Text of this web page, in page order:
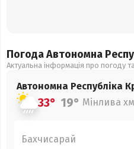
Погода Автономна
Актуальна інформація про погоду
Автономна Республіка
33° 19° Мінлива
Бахчисарай